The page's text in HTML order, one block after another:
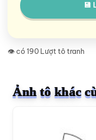
💾
👁️ có 190 Lượt tô tranh
Ảnh tô khác